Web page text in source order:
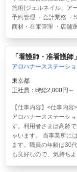
施術(ジェルネイル、ア
予約管理 ・会計業務 ・
商材・在庫管理 ・店舗
「看護師・准看護
アロハナースステーシ
東京都
正社員：時給2,000円～
【仕事内容】<仕事内
アロハナースステーシ
す。利用者さまは高齢
ゃいます。 当事業所に
ます。職員の年齢は30
も良好なので、気持ち